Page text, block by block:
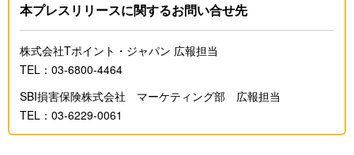
本プレスリリースに関するお問い合せ先
株式会社Tポイント・ジャパン 広報担当
TEL：03-6800-4464
SBI損害保険株式会社 マーケティング部 広報担当
TEL：03-6229-0061